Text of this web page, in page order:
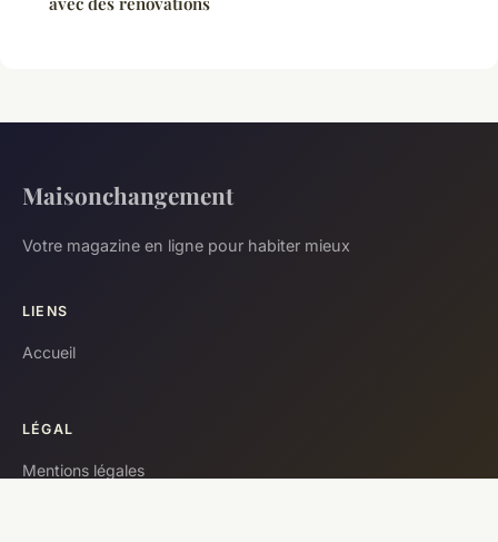
Maisonchangement
Votre magazine en ligne pour habiter mieux
LIENS
Accueil
LÉGAL
Mentions légales